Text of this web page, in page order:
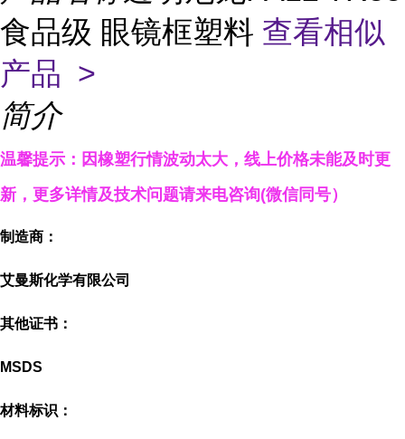
食品级 眼镜框塑料 查看相似
产品 >
简介
温馨提示：因橡塑行情波动太大，线上价格未能及时更
新，更多详情及技术问题请来电咨询(微信同号）
制造商：
艾曼斯化学有限公司
其他证书：
MSDS
材料标识：